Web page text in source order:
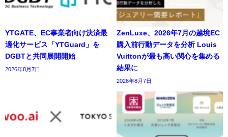
YTGATE、EC事業者向け決済最
適化サービス「YTGuard」を
DGBTと共同展開開始
2026年8月7日
ZenLuxe、2026年7月の越境EC
購入前行動データを分析 Louis
Vuittonが最も高い関心を集める
結果に
2026年8月7日